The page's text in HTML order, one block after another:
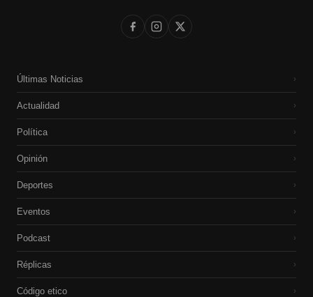
Últimas Noticias ›
Actualidad ›
Política ›
Opinión ›
Deportes ›
Eventos ›
Podcast ›
Réplicas ›
Código etico ›